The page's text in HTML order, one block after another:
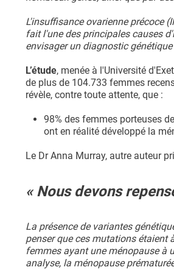
L'insuffisance ovarienne précoce
fait l'une des principales causes
envisager un diagnostic génétique
L’étude, menée à l'Université
de plus de 104.733 femmes
révèle, contre toute attente, que :
98% des femmes porteuses
ont en réalité développé la
Le Dr Anna Murray, autre auteur
« Nous devons
La présence de variantes
penser que ces mutations étaient
femmes ayant une ménopause à
analyse, la ménopause